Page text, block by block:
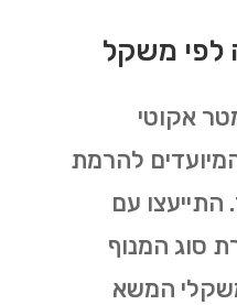
לפי משקל
אקוטי
להרמת
עם
סוג המנוף
המשא